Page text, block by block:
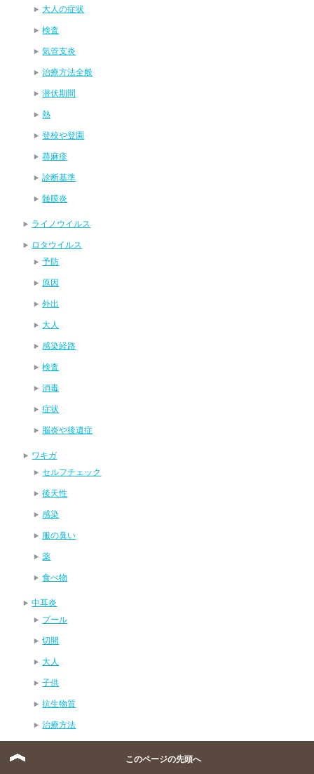
大人の症状
検査
気管支炎
治療方法全般
潜伏期間
熱
登校や登園
蕁麻疹
診断基準
髄膜炎
ライノウイルス
ロタウイルス
予防
原因
外出
大人
感染経路
検査
消毒
症状
脳炎や後遺症
ワキガ
セルフチェック
後天性
感染
服の臭い
薬
食べ物
中耳炎
プール
切開
大人
子供
抗生物質
治療方法
このページの先頭へ